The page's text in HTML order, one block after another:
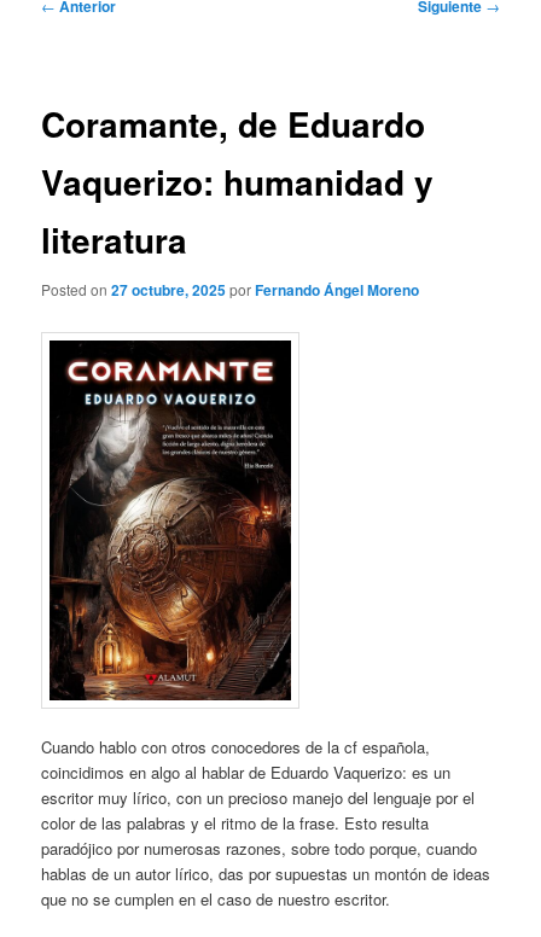
← Anterior Siguiente →
Coramante, de Eduardo
Vaquerizo: humanidad y
literatura
Posted on27 octubre, 2025porFernando Ángel Moreno
Cuando hablo con otros conocedores de la cf española,
coincidimos en algo al hablar de Eduardo Vaquerizo: es un
escritor muy lírico, con un precioso manejo del lenguaje por el
color de las palabras y el ritmo de la frase. Esto resulta
paradójico por numerosas razones, sobre todo porque, cuando
hablas de un autor lírico, das por supuestas un montón de ideas
que no se cumplen en el caso de nuestro escritor.